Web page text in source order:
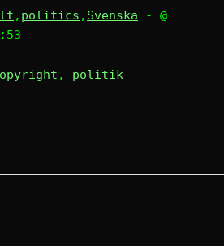
, politics , Svenska
- @
, politik